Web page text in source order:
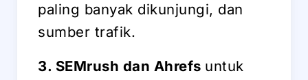
paling banyak dikunjungi, dan
sumber trafik.
3. SEMrush dan Ahrefs untuk